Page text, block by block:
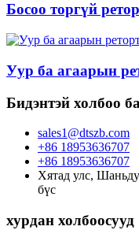
Босоо торгүй
Уур ба агаарын
Бидэнтэй холбоо
sales1@dtszb.com
+86 18953636707
+86 18953636707
Хятад улс,
бүс
хурдан холбоосууд